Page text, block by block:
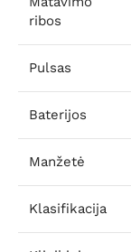
ribos
Pulsas
Baterijos
Manžetė
Klasifikacija